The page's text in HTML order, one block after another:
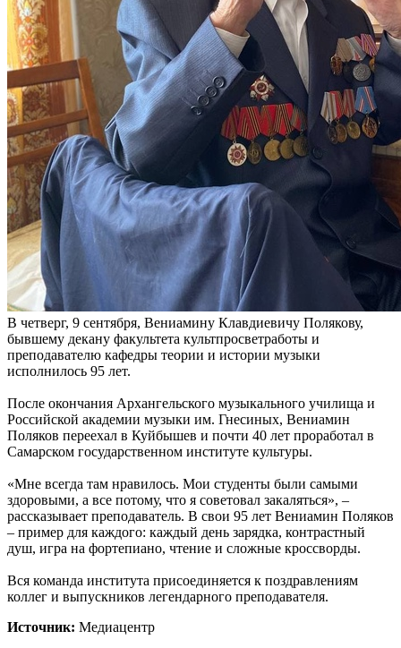
В четверг, 9 сентября, Вениамину Клавдиевичу Полякову,
бывшему декану факультета культпросветработы и
преподавателю кафедры теории и истории музыки
исполнилось 95 лет.
После окончания Архангельского музыкального училища и
Российской академии музыки им. Гнесиных, Вениамин
Поляков переехал в Куйбышев и почти 40 лет проработал в
Самарском государственном институте культуры.
«Мне всегда там нравилось. Мои студенты были самыми
здоровыми, а все потому, что я советовал закаляться», –
рассказывает преподаватель. В свои 95 лет Вениамин Поляков
– пример для каждого: каждый день зарядка, контрастный
душ, игра на фортепиано, чтение и сложные кроссворды.
Вся команда института присоединяется к поздравлениям
коллег и выпускников легендарного преподавателя.
Источник: Медиацентр